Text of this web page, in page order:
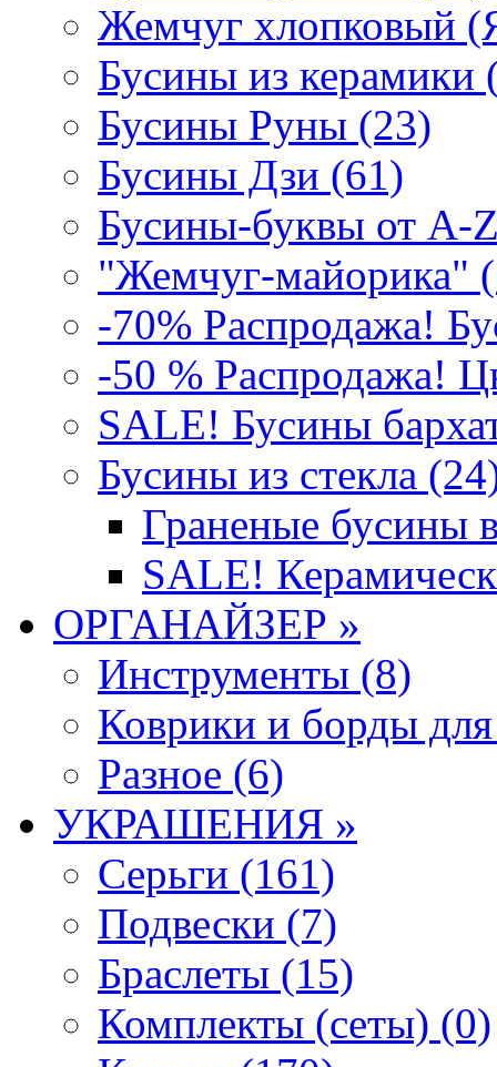
Жемчуг хлопковый
Бусины из керамики
Бусины Руны (23)
Бусины Дзи (61)
Бусины-буквы от A-
"Жемчуг-майорика"
-70% Распродажа!
-50 % Распродажа!
SALE! Бусины
Бусины из стекла
Граненые бусины
SALE!
ОРГАНАЙЗЕР »
Инструменты (8)
Коврики и борды
Разное (6)
УКРАШЕНИЯ »
Серьги (161)
Подвески (7)
Браслеты (15)
Комплекты (сеты) (0)